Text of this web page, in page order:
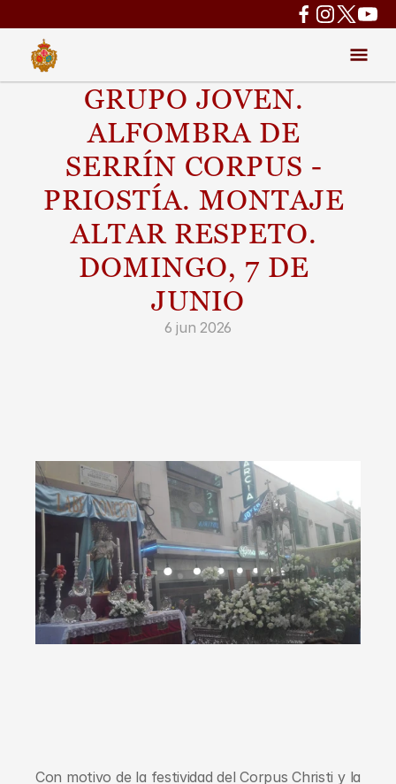
GRUPO JOVEN.
ALFOMBRA DE
SERRÍN CORPUS -
PRIOSTÍA. MONTAJE
ALTAR RESPETO.
DOMINGO, 7 DE
JUNIO
6 jun 2026
Con motivo de la festividad del Corpus Christi y la